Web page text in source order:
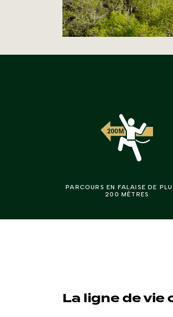
PARCOURS EN FALAISE DE
200 MÈTRES
La ligne de vie